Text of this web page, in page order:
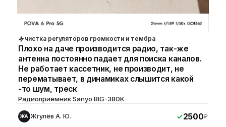
чистка регуляторов громкости и тембра
Плохо на даче производится радио, так-же
антенна постоянно падает для поиска каналов.
Не работает кассетник, не производит, не
перематывает, в динамиках слышится какой
-то шум, треск
Радиоприемник Sanyo BIG-380K
ЖА Жгулёв А. Ю. 2500₽